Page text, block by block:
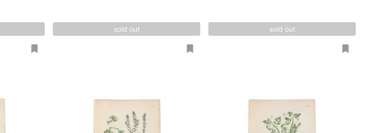
sold out sold out